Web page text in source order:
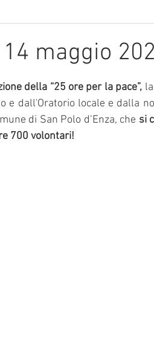
maggio
della “25 ore per la pace”,
e dall'Oratorio locale e dalla
di San Polo d’Enza, che si
700 volontari!